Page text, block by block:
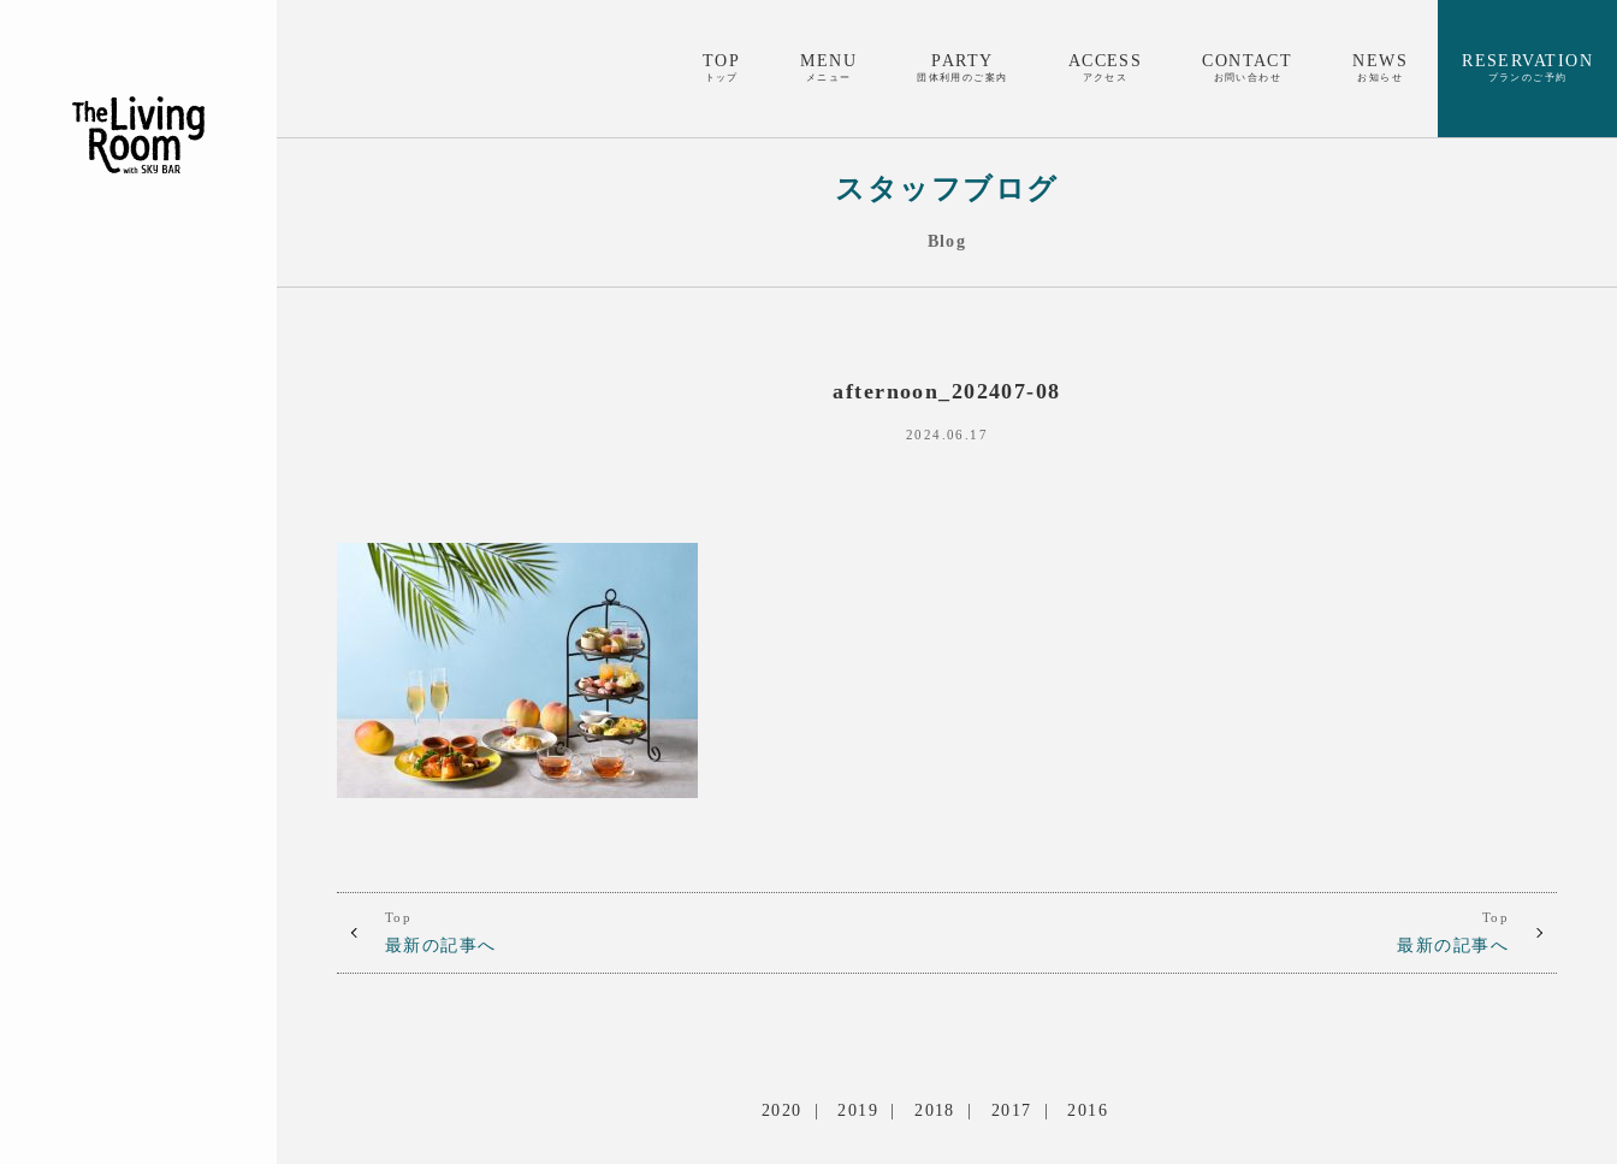
TOP
トップ
MENU
メニュー
PARTY
団体利用のご案内
ACCESS
アクセス
CONTACT
お問い合わせ
NEWS
お知らせ
RESERVATION
プランのご予約
スタッフブログ
Blog
afternoon_202407-08
2024.06.17
Top
最新の記事へ
Top
最新の記事へ
2020 2019 2018 2017 2016